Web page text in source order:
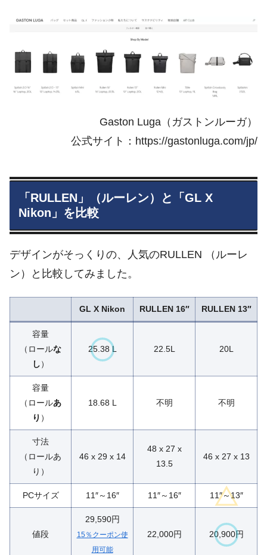
Gaston Luga（ガストンルーガ）
公式サイト：https://gastonluga.com/jp/
「RULLEN」（ルーレン）と「GL X
Nikon」を比較
デザインがそっくりの、人気のRULLEN （ルーレ
ン）と比較してみました。
GL X Nikon RULLEN 16″ RULLEN 13″
容量
（ロールな
し）
25.38 L 22.5L 20L
容量
（ロールあ
り ）
18.68 L 不明 不明
寸法
（ロールあ
り）
46 x 29 x 14
48 x 27 x
13.5
46 x 27 x 13
PCサイズ 11″～16″ 11″～16″ 11″～13″
値段
29,590円
15％クーポン使
用可能
22,000円 20,900円